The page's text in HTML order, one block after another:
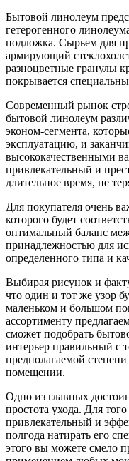
Бытовой линолеум
гетерогенного
подложка. Сырьем для
армирующий
разноцветные гранулы
покрывается
Современный рынок
бытовой линолеум
эконом-сегмента,
эксплуатацию, и
высококачественными
привлекательный и
длительное время, не
Для покупателя очень
которого будет
оптимальный баланс
принадлежностью для
определенного типа и
Выбирая рисунок и
что один и тот же узор
маленьком и большом
ассортименту
сможет подобрать
интерьер правильный с
предполагаемой
помещении.
Одно из главных
простота ухода. Для
привлекательный и
полгода натирать его
этого вы можете смело